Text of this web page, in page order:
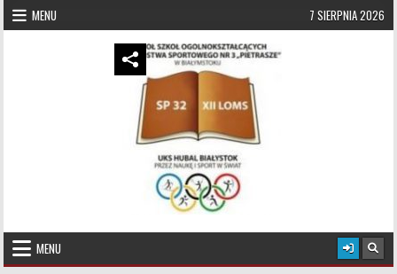
Skip to content
MENU 7 SIERPNIA 2026
UKS Hubal Białystok
MENU